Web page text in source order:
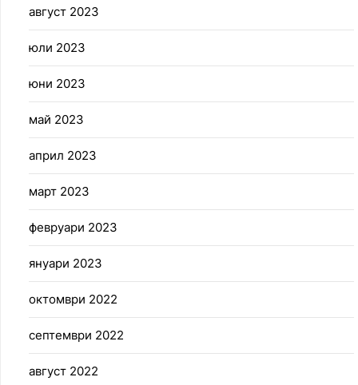
август 2023
юли 2023
юни 2023
май 2023
април 2023
март 2023
февруари 2023
януари 2023
октомври 2022
септември 2022
август 2022